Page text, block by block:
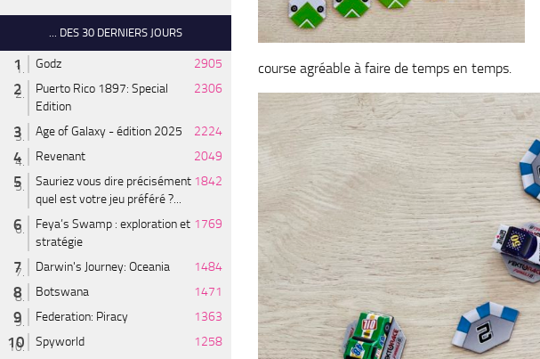
course agréable à faire de temps en temps.
... DES 30 DERNIERS JOURS
Godz
2905
Puerto Rico 1897: Special
Edition
2306
Age of Galaxy - édition 2025
2224
Revenant
2049
Sauriez vous dire précisément
quel est votre jeu préféré ?...
1842
Feya’s Swamp : exploration et
stratégie
1769
Darwin's Journey: Oceania
1484
Botswana
1471
Federation: Piracy
1363
Spyworld
1258